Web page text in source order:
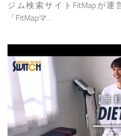
ジム検索サイトFitMapが
「FitMapマ...